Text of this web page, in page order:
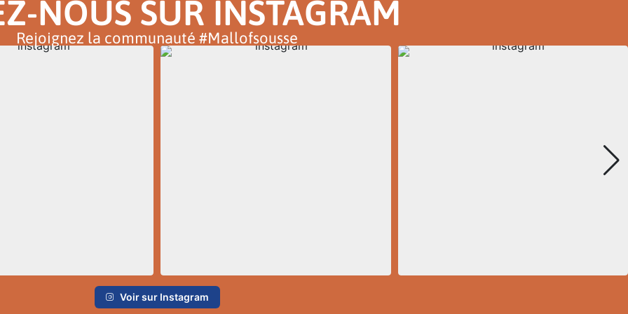
NOUS SUR INSTAGRAM
Rejoignez la communauté #Mallofsousse
Voir sur Instagram